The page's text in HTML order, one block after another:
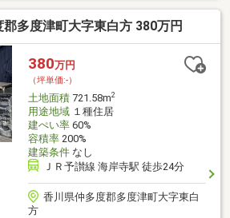
多度津町大字東白方 380万円
380万円
（坪単価:-）
土地面積721.58m2
用途地域１種住居
建ぺい率60%
容積率200%
建築条件なし
ＪＲ予讃線 海岸寺駅 徒歩24分
香川県仲多度郡多度津町大字東白
方